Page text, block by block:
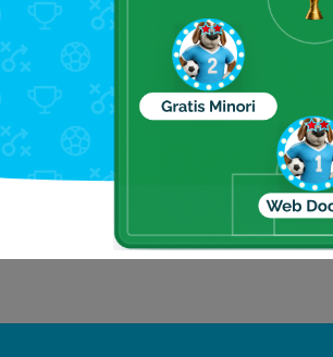
SAB World of beer
Johannesburg Art
Workers Museum
Ferreira Mine Stope
Zoo Lake